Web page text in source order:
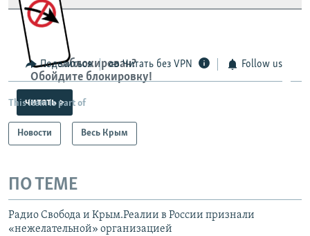
Сайт заблокирован?
Обойдите блокировку!
читать >
Поделиться Читать без VPN Follow us
This item is part of
Новости Весь Крым
ПО ТЕМЕ
Радио Свобода и Крым.Реалии в России признали
«нежелательной» организацией